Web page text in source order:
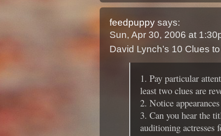
feedpuppy says:
Sun, Apr 30, 2006 at
David Lynch’s 10 Clues
1. Pay particular
least two clues are
2. Notice
3. Can you hear the
auditioning actresses